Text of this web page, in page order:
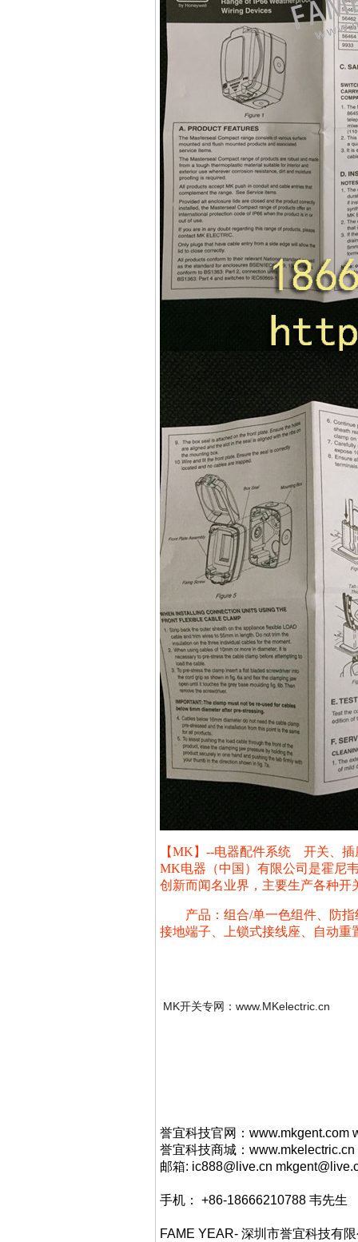
【MK】--电器配件系统 开关、插
MK电器（中国）有限公司是霍尼
创新而闻名业界，主要生产各种开
产品：组合/单一色组件、防指
接地端子、上锁式接线座、自动
MK开关专网：www.MKelectric.cn
誉宜科技官网：www.mkgent.com
誉宜科技商城：
邮箱: ic888@live.cn
手机： +86-18666210788 韦先生
FAME YEAR- 深圳市誉宜科技有